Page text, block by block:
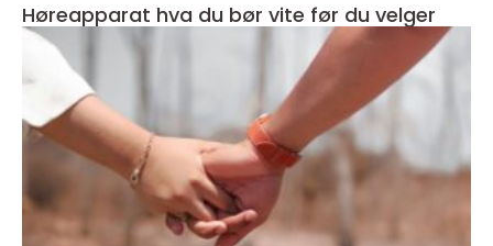
Høreapparat hva du bør vite før du velger